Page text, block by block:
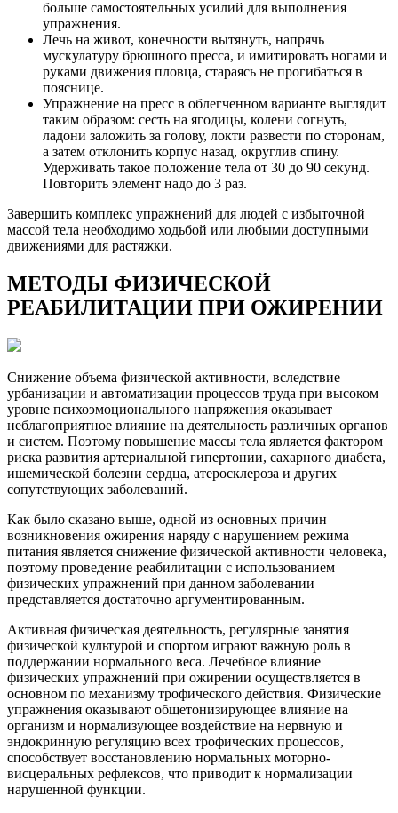
больше самостоятельных усилий для выполнения
упражнения.
Лечь на живот, конечности вытянуть, напрячь
мускулатуру брюшного пресса, и имитировать ногами и
руками движения пловца, стараясь не прогибаться в
пояснице.
Упражнение на пресс в облегченном варианте выглядит
таким образом: сесть на ягодицы, колени согнуть,
ладони заложить за голову, локти развести по сторонам,
а затем отклонить корпус назад, округлив спину.
Удерживать такое положение тела от 30 до 90 секунд.
Повторить элемент надо до 3 раз.
Завершить комплекс упражнений для людей с избыточной
массой тела необходимо ходьбой или любыми доступными
движениями для растяжки.
МЕТОДЫ ФИЗИЧЕСКОЙ
РЕАБИЛИТАЦИИ ПРИ ОЖИРЕНИИ
Снижение объема физической активности, вследствие
урбанизации и автоматизации процессов труда при высоком
уровне психоэмоционального напряжения оказывает
неблагоприятное влияние на деятельность различных органов
и систем. Поэтому повышение массы тела является фактором
риска развития артериальной гипертонии, сахарного диабета,
ишемической болезни сердца, атеросклероза и других
сопутствующих заболеваний.
Как было сказано выше, одной из основных причин
возникновения ожирения наряду с нарушением режима
питания является снижение физической активности человека,
поэтому проведение реабилитации с использованием
физических упражнений при данном заболевании
представляется достаточно аргументированным.
Активная физическая деятельность, регулярные занятия
физической культурой и спортом играют важную роль в
поддержании нормального веса. Лечебное влияние
физических упражнений при ожирении осуществляется в
основном по механизму трофического действия. Физические
упражнения оказывают общетонизирующее влияние на
организм и нормализующее воздействие на нервную и
эндокринную регуляцию всех трофических процессов,
способствует восстановлению нормальных моторно-
висцеральных рефлексов, что приводит к нормализации
нарушенной функции.